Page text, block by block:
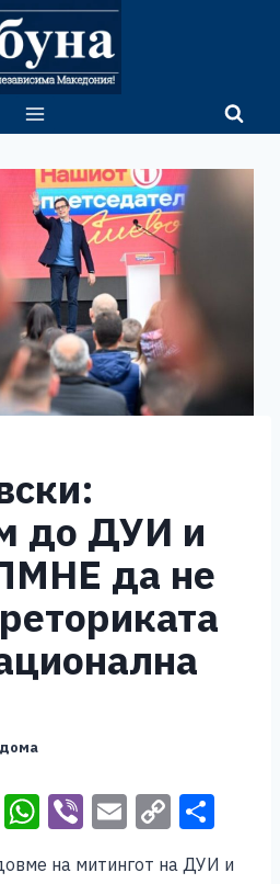
до ДУИ и
да не
X W Vi E C
o h
на митингот на ДУИ и